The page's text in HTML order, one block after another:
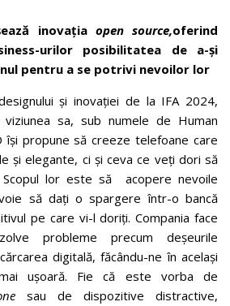
inovația open source,oferind
urilor posibilitatea de a-și
pentru a se potrivi nevoilor lor
și inovației de la IFA 2024,
sa, sub numele de Human
își propune să creeze telefoane care
și elegante, ci și ceva ce veți dori să
lor este să acopere nevoile
să dați o spargere într-o bancă
pe care vi-l doriți. Compania face
probleme precum deșeurile
digitală, făcându-ne în același
ușoară. Fie că este vorba de
sau de dispozitive distractive,